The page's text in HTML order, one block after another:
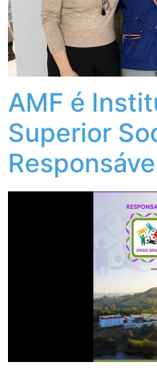
AMF é
Superior